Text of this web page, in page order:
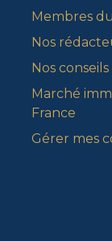
Membres
Nos
Nos conseils
Marché
France
Gérer mes